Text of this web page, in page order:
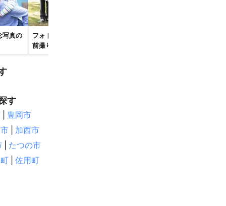
写真の
フォトウエディング・
前撮りの出張撮影
す
豊岡市
加西市
たつの市
佐用町